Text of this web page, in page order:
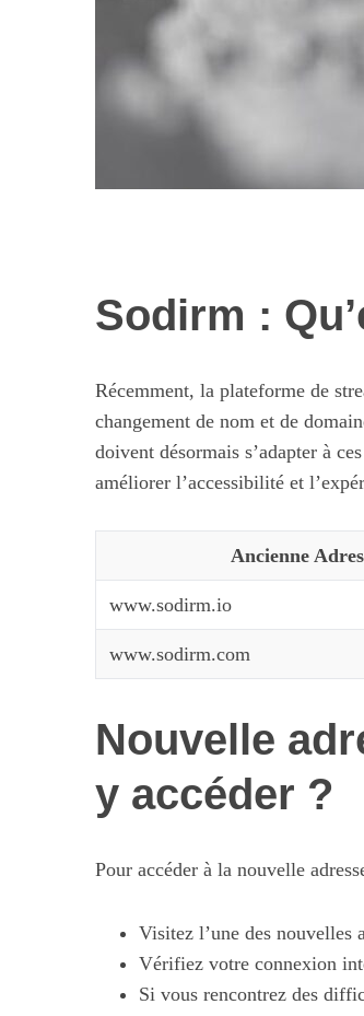
Sodirm :
Récemment, la plateforme de
changement de nom et de
doivent désormais s’adapter à
améliorer l’accessibilité et
Ancienne
www.sodirm.io
www.sodirm.com
Nouvelle
y accéder ?
Pour accéder à la nouvelle
Visitez l’une des nouvelles
Vérifiez votre connexion
Si vous rencontrez des